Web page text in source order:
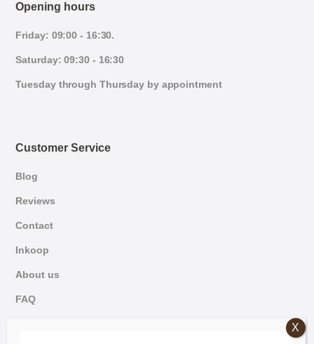
Opening hours
Friday: 09:00 - 16:30.
Saturday: 09:30 - 16:30
Tuesday through Thursday by appointment
Customer Service
Blog
Reviews
Contact
Inkoop
About us
FAQ